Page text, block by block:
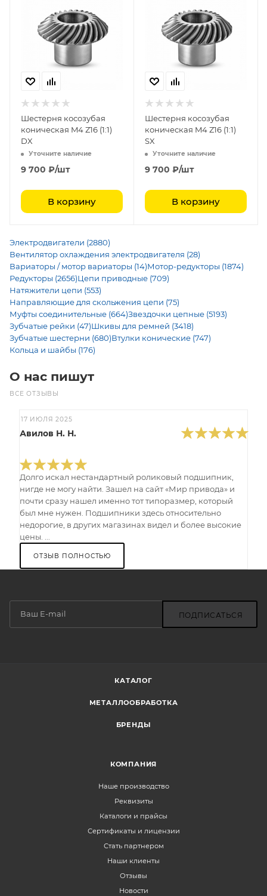
Шестерня косозубая
коническая M4 Z16 (1:1)
DX
Уточните наличие
9 700 ₽/шт
В корзину
Шестерня косозубая
коническая M4 Z16 (1:1)
SX
Уточните наличие
9 700 ₽/шт
В корзину
Электродвигатели (2880)
Вентилятор охлаждения электродвигателя (28)
Вариаторы / мотор вариаторы (14)Мотор-редукторы (1874)
Редукторы (2656)Цепи приводные (709)
Натяжители цепи (553)
Направляющие для скольжения цепи (75)
Муфты соединительные (664)Звездочки цепные (5193)
Зубчатые рейки (47)Шкивы для ремней (3418)
Зубчатые шестерни (680)Втулки конические (747)
Кольца и шайбы (176)
О нас пишут
ВСЕ ОТЗЫВЫ
17 ИЮЛЯ 2025
Авилов Н. Н.
Долго искал нестандартный роликовый подшипник,
нигде не могу найти. Зашел на сайт «Мир привода» и
почти сразу нашел именно тот типоразмер, который
был мне нужен. Подшипники здесь относительно
недорогие, в других магазинах видел и более высокие
цены. ...
ОТЗЫВ ПОЛНОСТЬЮ
ПОДПИСАТЬСЯ
КАТАЛОГ
МЕТАЛЛООБРАБОТКА
БРЕНДЫ
КОМПАНИЯ
Наше производство
Реквизиты
Каталоги и прайсы
Сертификаты и лицензии
Стать партнером
Наши клиенты
Отзывы
Новости